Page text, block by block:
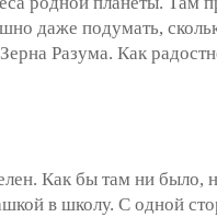
даже подумать,
Разума. Как
Как бы там ни было,
в школу. С одной